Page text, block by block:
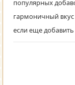
популярных
гармоничный вкус
если еще